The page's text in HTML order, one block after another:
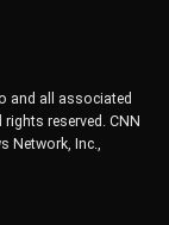
and all associated
reserved. CNN
Network, Inc.,